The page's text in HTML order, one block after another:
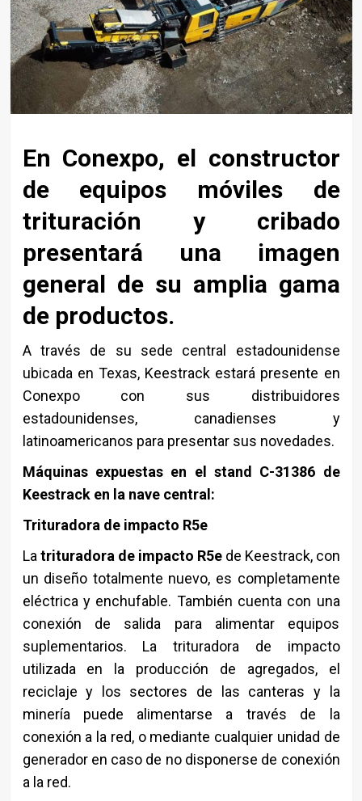
En Conexpo, el constructor
de equipos móviles de
trituración y cribado
presentará una imagen
general de su amplia gama
de productos.
A través de su sede central estadounidense
ubicada en Texas, Keestrack estará presente en
Conexpo con sus distribuidores
estadounidenses, canadienses y
latinoamericanos para presentar sus novedades.
Máquinas expuestas en el stand C-31386 de
Keestrack en la nave central:
Trituradora de impacto R5e
La trituradora de impacto R5ede Keestrack, con
un diseño totalmente nuevo, es completamente
eléctrica y enchufable. También cuenta con una
conexión de salida para alimentar equipos
suplementarios. La trituradora de impacto
utilizada en la producción de agregados, el
reciclaje y los sectores de las canteras y la
minería puede alimentarse a través de la
conexión a la red, o mediante cualquier unidad de
generador en caso de no disponerse de conexión
a la red.